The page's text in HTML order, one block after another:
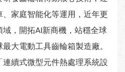
家庭智能化等運用，近年更
，開拓AI新商機，站穩全球
大電動工具齒輪箱製造廠。
續式微型元件熱處理系統設